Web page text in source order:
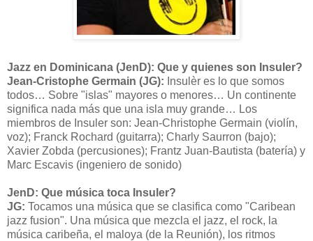
Jazz en Dominicana (JenD): Que y quienes son Insuler?
Jean-Cristophe Germain (JG): Insulèr es lo que somos
todos… Sobre "islas" mayores o menores… Un continente
significa nada más que una isla muy grande… Los
miembros de Insuler son: Jean-Christophe Germain (violín,
voz); Franck Rochard (guitarra); Charly Saurron (bajo);
Xavier Zobda (percusiones); Frantz Juan-Bautista (batería) y
Marc Escavis (ingeniero de sonido)
JenD: Que música toca Insuler?
JG: Tocamos una música que se clasifica como "Caribean
jazz fusion". Una música que mezcla el jazz, el rock, la
música caribeña, el maloya (de la Reunión), los ritmos